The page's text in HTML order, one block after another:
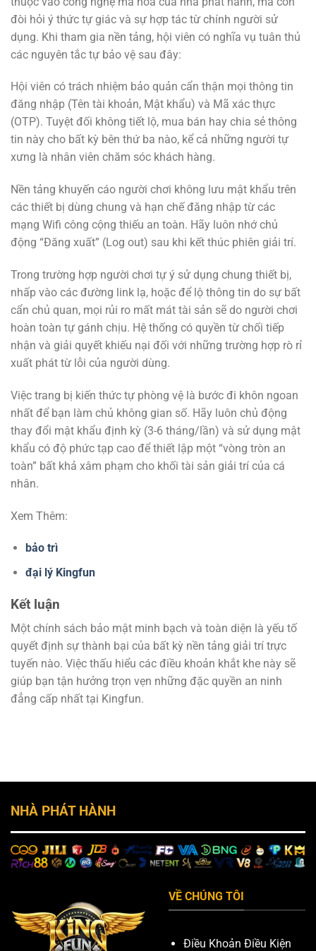
đòi hỏi ý thức tự giác và sự hợp tác từ chính người sử
dụng. Khi tham gia nền tảng, hội viên có nghĩa vụ tuân thủ
các nguyên tắc tự bảo vệ sau đây:
Hội viên có trách nhiệm bảo quản cẩn thận mọi thông tin
đăng nhập (Tên tài khoản, Mật khẩu) và Mã xác thực
(OTP). Tuyệt đối không tiết lộ, mua bán hay chia sẻ thông
tin này cho bất kỳ bên thứ ba nào, kể cả những người tự
xưng là nhân viên chăm sóc khách hàng.
Nền tảng khuyến cáo người chơi không lưu mật khẩu trên
các thiết bị dùng chung và hạn chế đăng nhập từ các
mạng Wifi công cộng thiếu an toàn. Hãy luôn nhớ chủ
động “Đăng xuất” (Log out) sau khi kết thúc phiên giải trí.
Trong trường hợp người chơi tự ý sử dụng chung thiết bị,
nhấp vào các đường link lạ, hoặc để lộ thông tin do sự bất
cẩn chủ quan, mọi rủi ro mất mát tài sản sẽ do người chơi
hoàn toàn tự gánh chịu. Hệ thống có quyền từ chối tiếp
nhận và giải quyết khiếu nại đối với những trường hợp rò rỉ
xuất phát từ lỗi của người dùng.
Việc trang bị kiến thức tự phòng vệ là bước đi khôn ngoan
nhất để bạn làm chủ không gian số. Hãy luôn chủ động
thay đổi mật khẩu định kỳ (3-6 tháng/lần) và sử dụng mật
khẩu có độ phức tạp cao để thiết lập một “vòng tròn an
toàn” bất khả xâm phạm cho khối tài sản giải trí của cá
nhân.
Xem Thêm:
bảo trì
đại lý Kingfun
Kết luận
Một chính sách bảo mật minh bạch và toàn diện là yếu tố
quyết định sự thành bại của bất kỳ nền tảng giải trí trực
tuyến nào. Việc thấu hiểu các điều khoản khắt khe này sẽ
giúp bạn tận hưởng trọn vẹn những đặc quyền an ninh
đẳng cấp nhất tại Kingfun.
NHÀ PHÁT HÀNH
VỀ CHÚNG TÔI
Điều Khoản Điều Kiện